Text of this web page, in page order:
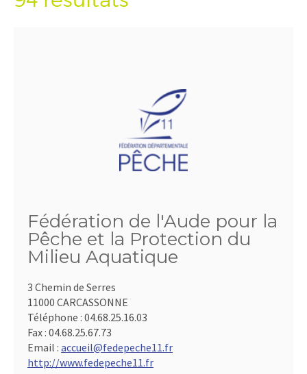
Fédération de l'Aude pour la
Pêche et la Protection du
Milieu Aquatique
3 Chemin de Serres
11000 CARCASSONNE
Téléphone : 04.68.25.16.03
Fax : 04.68.25.67.73
Email : accueil@fedepeche11.fr
http://www.fedepeche11.fr